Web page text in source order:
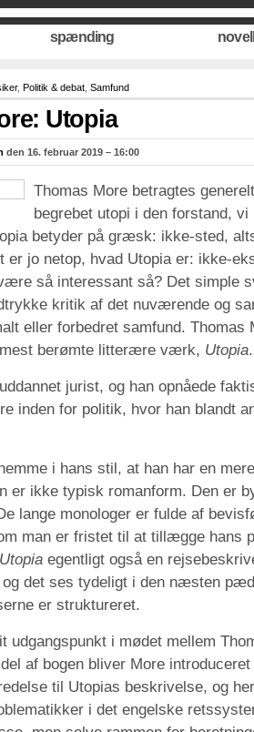
spænding
, Politik & debat Samfund
Utopia
den 16. februar 2019 – 16:00
Thomas More betragtes
begrebet utopi i den forstand,
betyder på græsk: ikke-sted,
er jo netop, hvad Utopia er: ikke-
så interessant så? Det simple
kritik af det nuværende og
eller forbedret samfund.
berømte litterære værk, Utopia.
jurist, og han opnåede
inden for politik, hvor han blandt
i hans stil, at han har en
er ikke typisk romanform. Den er
lange monologer er fulde af
man er fristet til at tillægge hans
Utopia egentligt også en
det ses tydeligt i den næsten
er struktureret.
udgangspunkt i mødet mellem
af bogen bliver More
til Utopias beskrivelse, og
i det engelske